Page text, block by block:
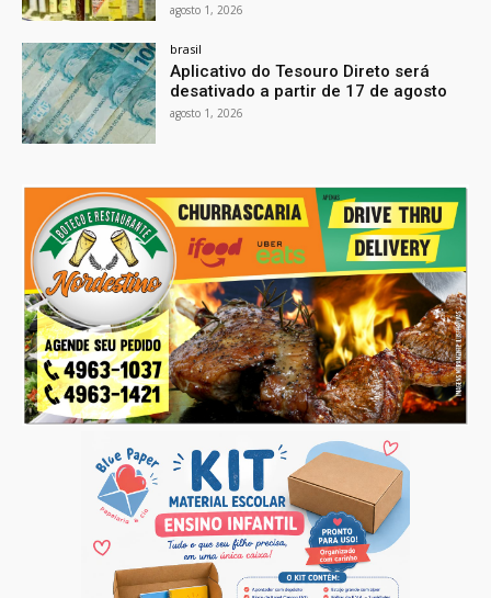
agosto 1, 2026
brasil
Aplicativo do Tesouro Direto será
desativado a partir de 17 de agosto
agosto 1, 2026